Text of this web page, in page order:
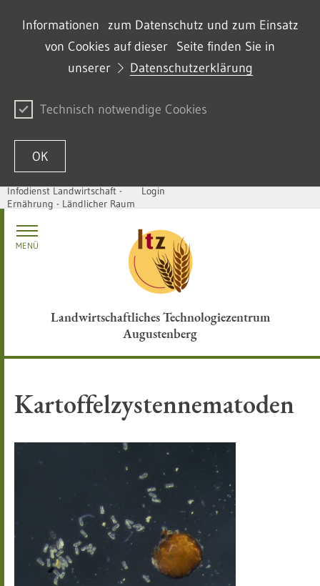
Informationen zum Datenschutz und zum Einsatz
von Cookies auf dieser Seite finden Sie in
unserer
Datenschutzerklärung
Technisch notwendige Cookies
OK
Passer au contenu
Infodienst Landwirtschaft -
Ernährung - Ländlicher Raum
Login
Landwirtschaftliches Technologiezentrum
Augustenberg
MENÜ
Kartoffelzystennematoden